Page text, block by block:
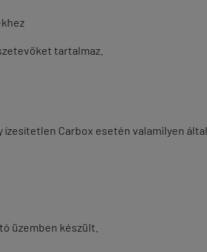
tartalmaz.
ízesítetlen Carbox esetén valamilyen
üzemben készült.